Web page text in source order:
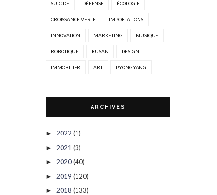
SUICIDE DÉFENSE ÉCOLOGIE
CROISSANCE VERTE IMPORTATIONS
INNOVATION MARKETING MUSIQUE
ROBOTIQUE BUSAN DESIGN
IMMOBILIER ART PYONGYANG
ARCHIVES
► 2022 (1)
► 2021 (3)
► 2020(40)
► 2019 (120)
► 2018 (133)